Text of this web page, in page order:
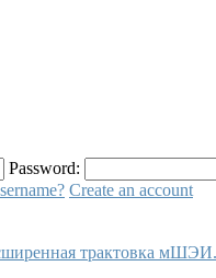
Password:
Create an account
трактовка